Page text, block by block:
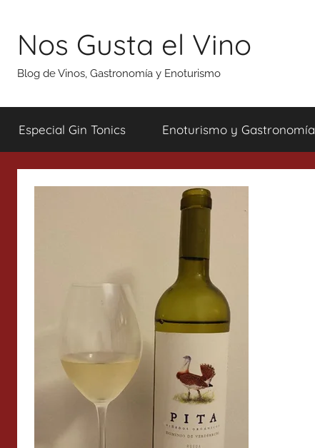
contenido
Nos Gusta el Vino
Blog de Vinos, Gastronomía y Enoturismo
Especial Gin Tonics Enoturismo y Gastronomía